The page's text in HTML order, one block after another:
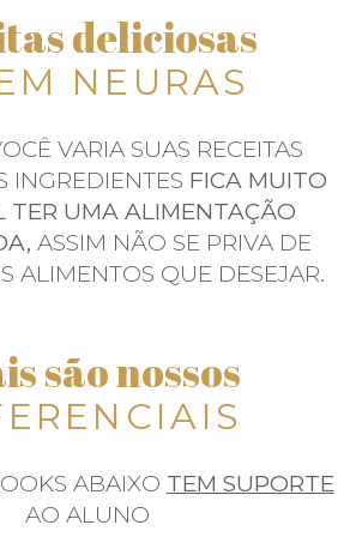
deliciosas
NEURAS
VARIA SUAS RECEITAS
INGREDIENTES FICA MUITO
TER UMA ALIMENTAÇÃO
ASSIM NÃO SE PRIVA DE
ALIMENTOS QUE DESEJAR.
são nossos
ABAIXO TEM SUPORTE
AO ALUNO